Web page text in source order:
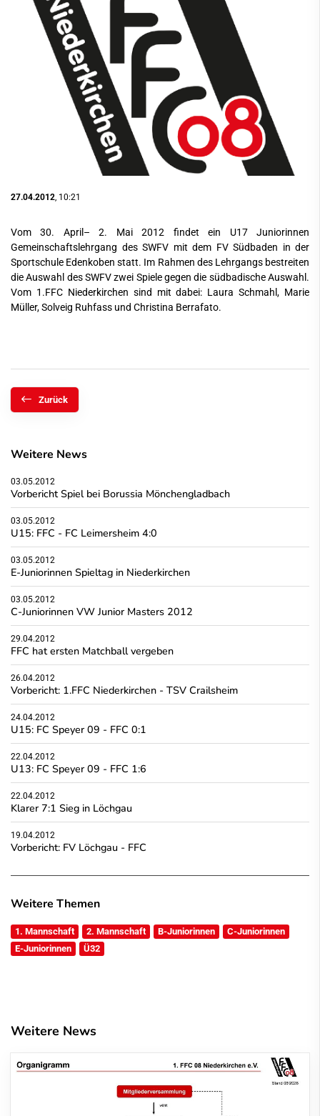
27.04.2012 , 10:21
Vom 30. April– 2. Mai 2012 findet ein U17 Juniorinnen
Gemeinschaftslehrgang des SWFV mit dem FV Südbaden in der
Sportschule Edenkoben statt. Im Rahmen des Lehrgangs bestreiten
die Auswahl des SWFV zwei Spiele gegen die südbadische Auswahl.
Vom 1.FFC Niederkirchen sind mit dabei: Laura Schmahl, Marie
Müller, Solveig Ruhfass und Christina Berrafato.
Zurück
Weitere News
03.05.2012
Vorbericht Spiel bei Borussia Mönchengladbach
03.05.2012
U15: FFC - FC Leimersheim 4:0
03.05.2012
E-Juniorinnen Spieltag in Niederkirchen
03.05.2012
C-Juniorinnen VW Junior Masters 2012
29.04.2012
FFC hat ersten Matchball vergeben
26.04.2012
Vorbericht: 1.FFC Niederkirchen - TSV Crailsheim
24.04.2012
U15: FC Speyer 09 - FFC 0:1
22.04.2012
U13: FC Speyer 09 - FFC 1:6
22.04.2012
Klarer 7:1 Sieg in Löchgau
19.04.2012
Vorbericht: FV Löchgau - FFC
Weitere Themen
1. Mannschaft 2. Mannschaft B-Juniorinnen
C-Juniorinnen
E-Juniorinnen
Ü32
Weitere News